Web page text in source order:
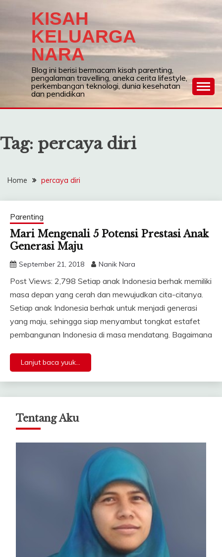
KISAH
KELUARGA
NARA
Blog ini berisi bermacam kisah parenting,
pengalaman travelling, aneka cerita lifestyle,
perkembangan teknologi, dunia kesehatan
dan pendidikan
Tag: percaya diri
Home percaya diri
Parenting
Mari Mengenali 5 Potensi Prestasi Anak
Generasi Maju
September 21, 2018 Nanik Nara
Post Views: 2,798 Setiap anak Indonesia berhak memiliki
masa depan yang cerah dan mewujudkan cita-citanya.
Setiap anak Indonesia berhak untuk menjadi generasi
yang maju, sehingga siap menyambut tongkat estafet
pembangunan Indonesia di masa mendatang. Bagaimana
Lanjut baca yuuk...
Tentang Aku